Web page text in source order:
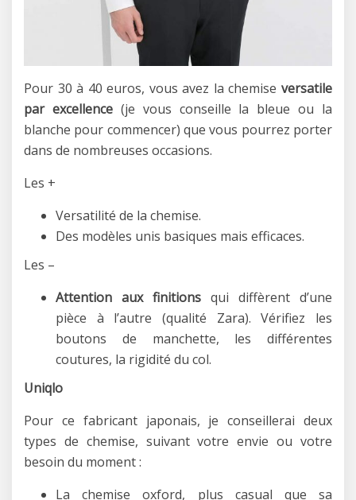
Pour 30 à 40 euros, vous avez la chemise versatile
par excellence(je vous conseille la bleue ou la
blanche pour commencer) que vous pourrez porter
dans de nombreuses occasions.
Les +
Versatilité de la chemise.
Des modèles unis basiques mais efficaces.
Les –
Attention aux finitions qui diffèrent d’une
pièce à l’autre (qualité Zara). Vérifiez les
boutons de manchette, les différentes
coutures, la rigidité du col.
Uniqlo
Pour ce fabricant japonais, je conseillerai deux
types de chemise, suivant votre envie ou votre
besoin du moment :
La chemise oxford, plus casual que sa